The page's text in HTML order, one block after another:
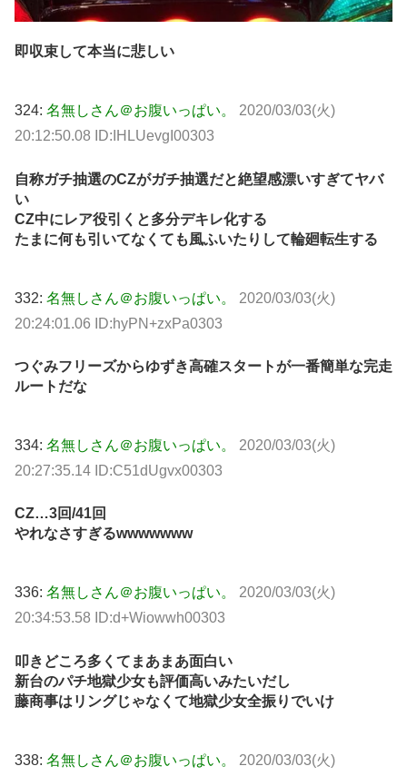
即収束して本当に悲しい
324: 名無しさん＠お腹いっぱい。
2020/03/03(火)
20:12:50.08 ID:IHLUevgI00303
自称ガチ抽選のCZがガチ抽選だと絶望感漂いすぎてヤバ
い
CZ中にレア役引くと多分デキレ化する
たまに何も引いてなくても風ふいたりして輪廻転生する
332: 名無しさん＠お腹いっぱい。
2020/03/03(火)
20:24:01.06 ID:hyPN+zxPa0303
つぐみフリーズからゆずき高確スタートが一番簡単な完走
ルートだな
334: 名無しさん＠お腹いっぱい。
2020/03/03(火)
20:27:35.14 ID:C51dUgvx00303
CZ…3回/41回
やれなさすぎるwwwwwww
336: 名無しさん＠お腹いっぱい。
2020/03/03(火)
20:34:53.58 ID:d+Wiowwh00303
叩きどころ多くてまあまあ面白い
新台のパチ地獄少女も評価高いみたいだし
藤商事はリングじゃなくて地獄少女全振りでいけ
338: 名無しさん＠お腹いっぱい。
2020/03/03(火)